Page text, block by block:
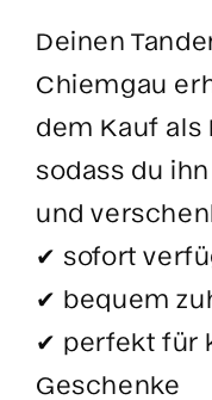
Deinen
Chiemgau
dem Kauf als
sodass du
und
✔ sofort
✔ bequem
✔ perfekt für
Geschenke